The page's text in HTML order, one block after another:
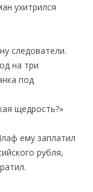
ухитрился
следователи.
на три
под
щедрость?»
ему заплатил
рубля,